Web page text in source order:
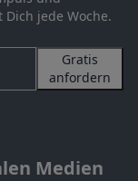
jede Woche.
Gratis
anfordern
Medien